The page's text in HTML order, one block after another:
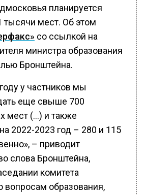
планируется
тысячи мест. Об этом
со ссылкой на
министра образования
Бронштейна.
у частников мы
еще свыше 700
мест (…) и также
2022-2023 год – 280 и 115
– приводит
слова Бронштейна,
комитета
образования,